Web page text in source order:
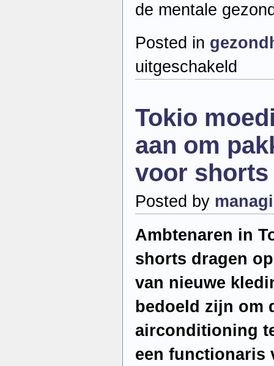
de mentale
Posted in
uitgeschakeld
en
hebben
mentale
gezondheid
Tokio
aan om
voor shorts
Posted by
Ambtenaren in
shorts dragen
van nieuwe
bedoeld zijn om
airconditioning
een functionaris